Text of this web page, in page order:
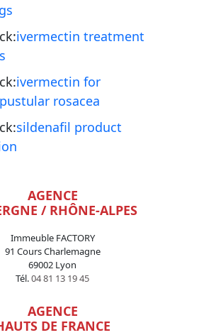
ivermectin treatment
ivermectin for
rosacea
sildenafil product
AGENCE
/ RHÔNE-ALPES
Immeuble FACTORY
91 Cours Charlemagne
69002 Lyon
Tél.04 81 13 19 45
AGENCE
DE FRANCE